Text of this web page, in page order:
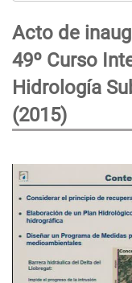
Acto de
49º Curso
Hidrología
(2015)